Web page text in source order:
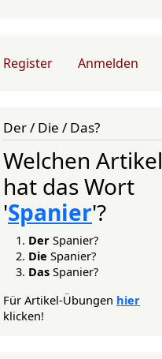
User account menu
Register Anmelden
Der / Die / Das?
Welchen Artikel
hat das Wort
'Spanier'?
Der Spanier?
Die Spanier?
Das Spanier?
Für Artikel-Übungen hier
klicken!